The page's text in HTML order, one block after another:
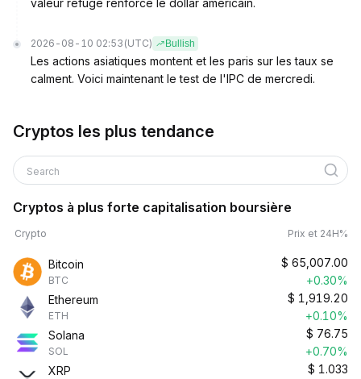
valeur refuge renforce le dollar américain.
2026-08-10 02:53 (UTC) Bullish
Les actions asiatiques montent et les paris sur les taux se
calment. Voici maintenant le test de l'IPC de mercredi.
Cryptos les plus tendance
Search
Cryptos à plus forte capitalisation boursière
Crypto Prix et 24H%
Bitcoin
BTC
$ 65,007.00
+0.30%
Ethereum
ETH
$ 1,919.20
+0.10%
Solana
SOL
$ 76.75
+0.70%
XRP
$ 1.033